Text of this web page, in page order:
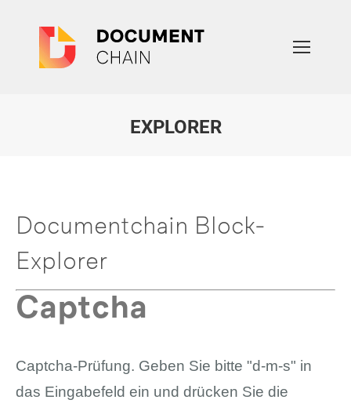
EXPLORER
Documentchain Block-
Explorer
Captcha
Captcha-Prüfung. Geben Sie bitte "d-m-s" in
das Eingabefeld ein und drücken Sie die